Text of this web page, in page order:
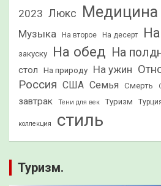
2023 Люкс Медицина
Музыка На второе На десерт
закуску На обед На
стол
На природу На ужин
Россия США Семья Смерть
завтрак
Тени для век Туризм
коллекция стиль
Туризм.